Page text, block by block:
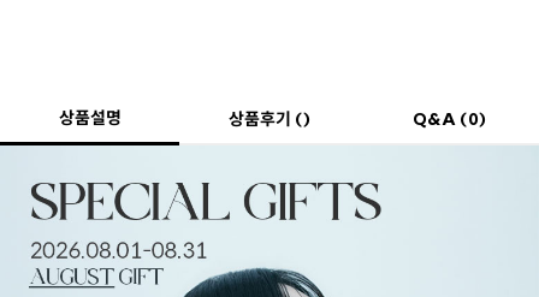
상품설명 상품후기 () Q&A (0)